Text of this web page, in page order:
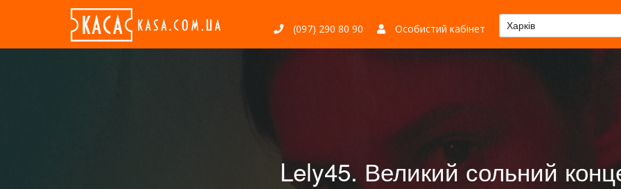
(097) 290 80 90 Особистий кабінет Харків
Lely45. Великий сольний